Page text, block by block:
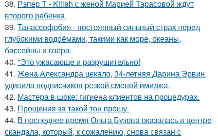
38. Рэпер T - Killah с женой Марией Тарасовой ждут
второго ребенка.
39. Талассофобия - постоянный сильный страх перед
глубокими водоёмами, такими как море, океаны,
бассейны и озёра.
40. "Это ужасающе и разрушительно!
41. Жена Александра цекало, 34-летняя Дарина Эрвин,
удивила подписчиков резкой сменой имиджа.
42. Мастера в шоке: гигиена клиентов на процедурах.
43. Прощения за такой тон прошу.
44. В последнее время Ольга Бузова оказалась в центре
скандала, который, к сожалению, снова связан с